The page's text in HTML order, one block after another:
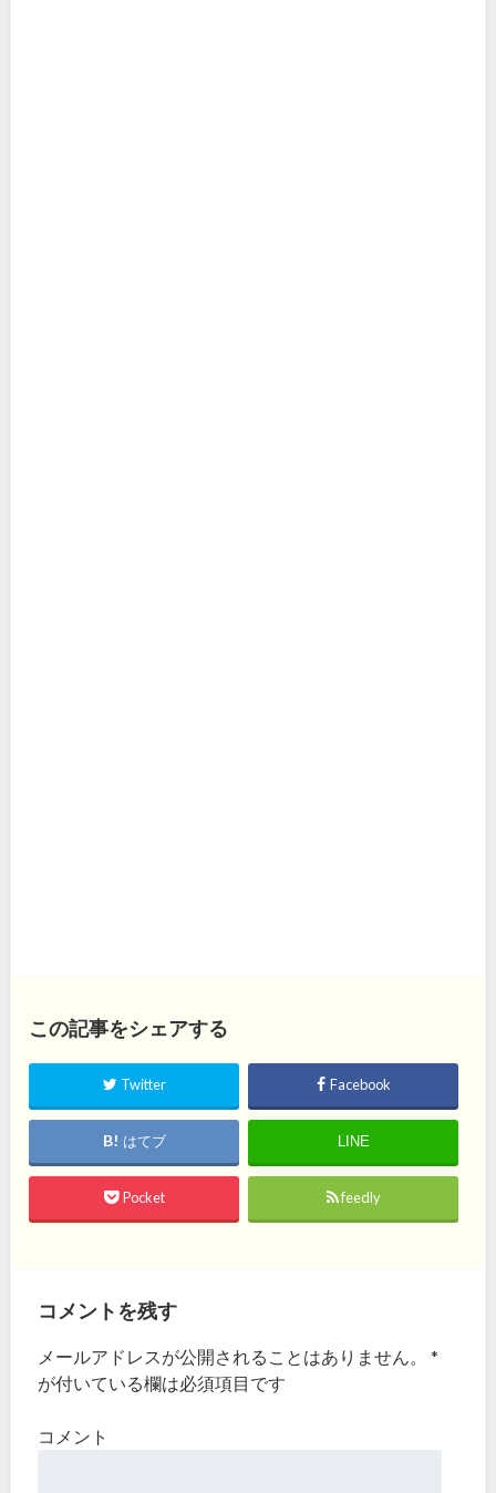
この記事をシェアする
Twitter Facebook
はてブ LINE
Pocket feedly
コメントを残す
メールアドレスが公開されることはありません。
*
が付いている欄は必須項目です
コメント